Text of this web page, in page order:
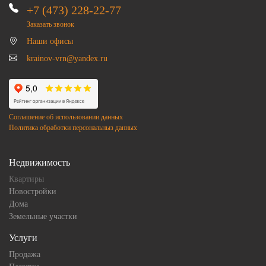
+7 (473) 228-22-77
Заказать звонок
Наши офисы
krainov-vrn@yandex.ru
Соглашение об использовании данных
Политика обработки персональныз данных
Недвижимость
Квартиры
Новостройки
Дома
Земельные участки
Услуги
Продажа